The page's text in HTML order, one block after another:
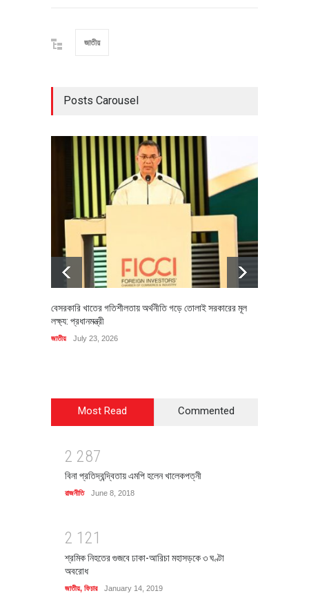
জাতীয়
Posts Carousel
বেসরকারি খাতের গতিশীলতায় অর্থনীতি গড়ে তোলাই সরকারের মূল
লক্ষ্য: প্রধানমন্ত্রী
জাতীয় July 23, 2026
Most Read Commented
2 287
বিনা প্রতিদ্বন্দ্বিতায় এমপি হলেন খালেকপত্নী
রাজনীতি June 8, 2018
2 1 21
শ্রমিক নিহতের গুজবে ঢাকা-আরিচা মহাসড়কে ৩ ঘণ্টা
অবরোধ
জাতীয়, ফিচার January 14, 2019